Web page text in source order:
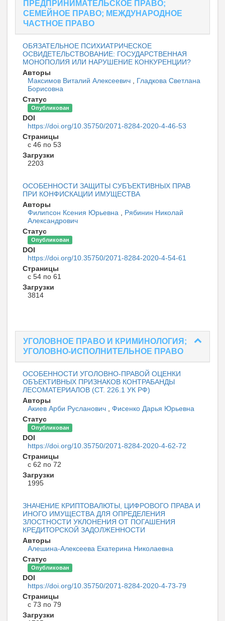
ПРЕДПРИНИМАТЕЛЬСКОЕ ПРАВО;
СЕМЕЙНОЕ ПРАВО; МЕЖДУНАРОДНОЕ
ЧАСТНОЕ ПРАВО
ОБЯЗАТЕЛЬНОЕ ПСИХИАТРИЧЕСКОЕ
ОСВИДЕТЕЛЬСТВОВАНИЕ: ГОСУДАРСТВЕННАЯ
МОНОПОЛИЯ ИЛИ НАРУШЕНИЕ КОНКУРЕНЦИИ?
Авторы
Максимов Виталий Алексеевич
Гладкова Светлана
Борисовна
Статус
Опубликован
DOI
https://doi.org/10.35750/2071-8284-2020-4-46-53
Страницы
с 46 по 53
Загрузки
2203
ОСОБЕННОСТИ ЗАЩИТЫ СУБЪЕКТИВНЫХ ПРАВ
ПРИ КОНФИСКАЦИИ ИМУЩЕСТВА
Авторы
Филипсон Ксения Юрьевна
Рябинин Николай
Александрович
Статус
Опубликован
DOI
https://doi.org/10.35750/2071-8284-2020-4-54-61
Страницы
с 54 по 61
Загрузки
3814
УГОЛОВНОЕ ПРАВО И КРИМИНОЛОГИЯ;
УГОЛОВНО-ИСПОЛНИТЕЛЬНОЕ ПРАВО
ОСОБЕННОСТИ УГОЛОВНО-ПРАВОЙ ОЦЕНКИ
ОБЪЕКТИВНЫХ ПРИЗНАКОВ КОНТРАБАНДЫ
ЛЕСОМАТЕРИАЛОВ (СТ. 226.1 УК РФ)
Авторы
Акиев Арби Русланович
Фисенко Дарья Юрьевна
Статус
Опубликован
DOI
https://doi.org/10.35750/2071-8284-2020-4-62-72
Страницы
с 62 по 72
Загрузки
1995
ЗНАЧЕНИЕ КРИПТОВАЛЮТЫ, ЦИФРОВОГО ПРАВА И
ИНОГО ИМУЩЕСТВА ДЛЯ ОПРЕДЕЛЕНИЯ
ЗЛОСТНОСТИ УКЛОНЕНИЯ ОТ ПОГАШЕНИЯ
КРЕДИТОРСКОЙ ЗАДОЛЖЕННОСТИ
Авторы
Алешина-Алексеева Екатерина Николаевна
Статус
Опубликован
DOI
https://doi.org/10.35750/2071-8284-2020-4-73-79
Страницы
с 73 по 79
Загрузки